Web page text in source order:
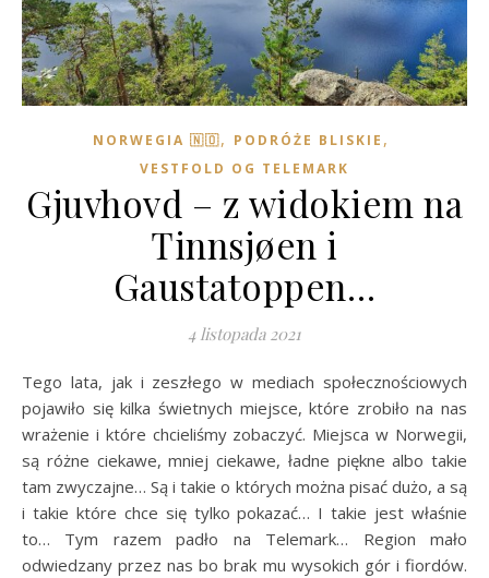
NORWEGIA 🇳🇴, PODRÓŻE BLISKIE ,
VESTFOLD OG TELEMARK
Gjuvhovd – z widokiem na
Tinnsjøen i
Gaustatoppen…
4 listopada 2021
Tego lata, jak i zeszłego w mediach społecznościowych
pojawiło się kilka świetnych miejsce, które zrobiło na nas
wrażenie i które chcieliśmy zobaczyć. Miejsca w Norwegii,
są różne ciekawe, mniej ciekawe, ładne piękne albo takie
tam zwyczajne… Są i takie o których można pisać dużo, a są
i takie które chce się tylko pokazać… I takie jest właśnie
to… Tym razem padło na Telemark… Region mało
odwiedzany przez nas bo brak mu wysokich gór i fiordów.